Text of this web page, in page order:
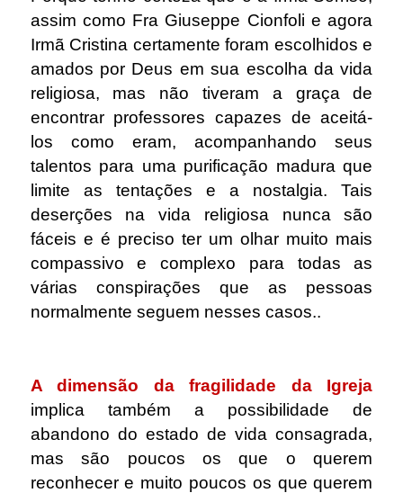
assim como Fra Giuseppe Cionfoli e agora
Irmã Cristina certamente foram escolhidos e
amados por Deus em sua escolha da vida
religiosa, mas não tiveram a graça de
encontrar professores capazes de aceitá-
los como eram, acompanhando seus
talentos para uma purificação madura que
limite as tentações e a nostalgia. Tais
deserções na vida religiosa nunca são
fáceis e é preciso ter um olhar muito mais
compassivo e complexo para todas as
várias conspirações que as pessoas
normalmente seguem nesses casos..
A dimensão da fragilidade da Igreja
implica também a possibilidade de
abandono do estado de vida consagrada,
mas são poucos os que o querem
reconhecer e muito poucos os que querem